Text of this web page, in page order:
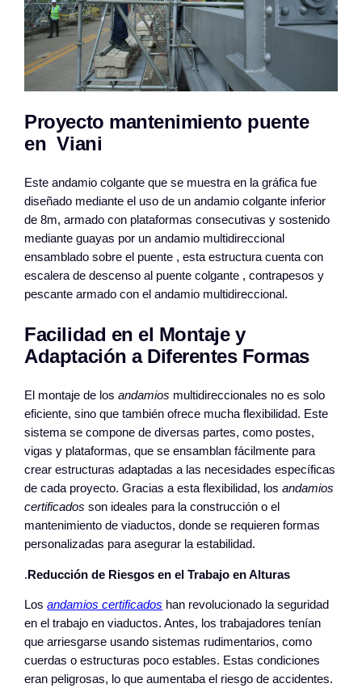
Proyecto mantenimiento puente
en Viani
Este andamio colgante que se muestra en la gráfica fue
diseñado mediante el uso de un andamio colgante inferior
de 8m, armado con plataformas consecutivas y sostenido
mediante guayas por un andamio multidireccional
ensamblado sobre el puente , esta estructura cuenta con
escalera de descenso al puente colgante , contrapesos y
pescante armado con el andamio multidireccional.
Facilidad en el Montaje y
Adaptación a Diferentes Formas
El montaje de losandamios multidireccionales no es solo
eficiente, sino que también ofrece mucha flexibilidad. Este
sistema se compone de diversas partes, como postes,
vigas y plataformas, que se ensamblan fácilmente para
crear estructuras adaptadas a las necesidades específicas
de cada proyecto. Gracias a esta flexibilidad, losandamios
certificados son ideales para la construcción o el
mantenimiento de viaductos, donde se requieren formas
personalizadas para asegurar la estabilidad.
. Reducción de Riesgos en el Trabajo en Alturas
Losandamios certificados han revolucionado la seguridad
en el trabajo en viaductos. Antes, los trabajadores tenían
que arriesgarse usando sistemas rudimentarios, como
cuerdas o estructuras poco estables. Estas condiciones
eran peligrosas, lo que aumentaba el riesgo de accidentes.